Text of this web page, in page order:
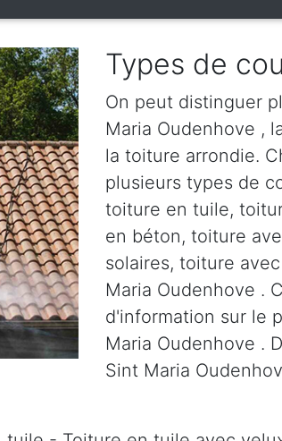
Types de
On peut distinguer
Maria Oudenhove ,
la toiture arrondie.
plusieurs types de
toiture en tuile,
en béton, toiture
solaires, toiture
Maria Oudenhove .
d'information sur le
Maria Oudenhove .
Sint Maria